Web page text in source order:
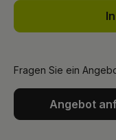
Fragen Sie ein
Angebot